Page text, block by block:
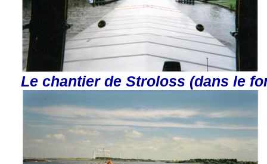
Le chantier de Stroloss (dans le